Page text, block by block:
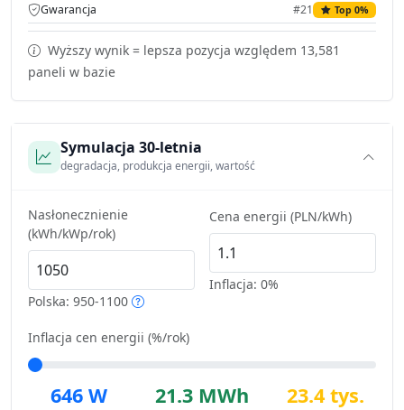
Gwarancja #21 Top 0%
Wyższy wynik = lepsza pozycja względem 13,581
paneli w bazie
Symulacja 30-letnia
degradacja, produkcja energii, wartość
Nasłonecznienie
(kWh/kWp/rok)
Polska: 950-1100
Cena energii (PLN/kWh)
Inflacja: 0%
Inflacja cen energii (%/rok)
646 W 21.3 MWh
23.4 tys.